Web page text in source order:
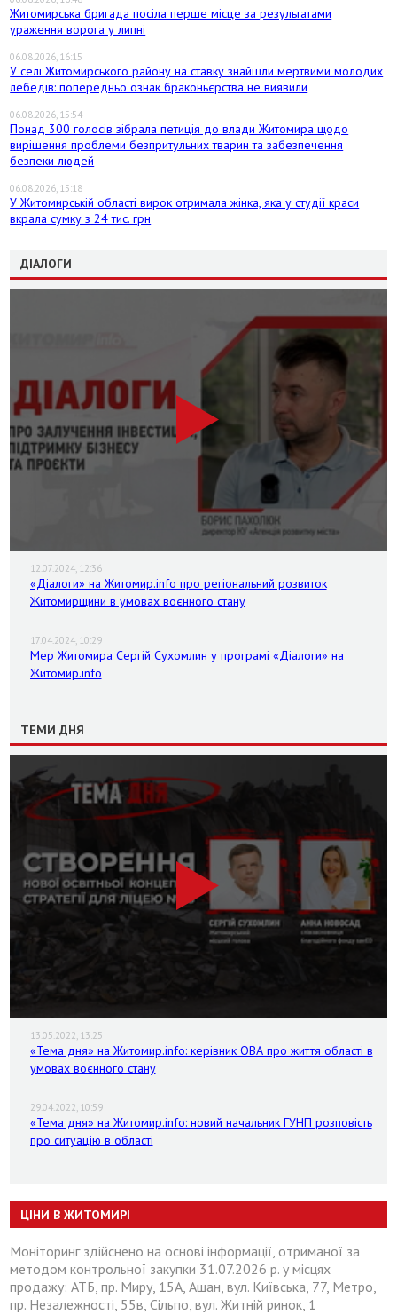
Житомирська бригада посіла перше місце за результатами
ураження ворога у липні
06.08.2026, 16:15
У селі Житомирського району на ставку знайшли мертвими молодих
лебедів: попередньо ознак браконьєрства не виявили
06.08.2026, 15:54
Понад 300 голосів зібрала петиція до влади Житомира щодо
вирішення проблеми безпритульних тварин та забезпечення
безпеки людей
06.08.2026, 15:18
У Житомирській області вирок отримала жінка, яка у студії краси
вкрала сумку з 24 тис. грн
ДІАЛОГИ
12.07.2024, 12:36
«Діалоги» на Житомир.info про регіональний розвиток
Житомирщини в умовах воєнного стану
17.04.2024, 10:29
Мер Житомира Сергій Сухомлин у програмі «Діалоги» на
Житомир.info
ТЕМИ ДНЯ
13.05.2022, 13:25
«Тема дня» на Житомир.info: керівник ОВА про життя області в
умовах воєнного стану
29.04.2022, 10:59
«Тема дня» на Житомир.info: новий начальник ГУНП розповість
про ситуацію в області
ЦІНИ В ЖИТОМИРІ
Моніторинг здійснено на основі інформації, отриманої за
методом контрольної закупки 31.07.2026 р. у місцях
продажу: АТБ, пр. Миру, 15А, Ашан, вул. Київська, 77, Метро,
пр. Незалежності, 55в, Сільпо, вул. Житній ринок, 1